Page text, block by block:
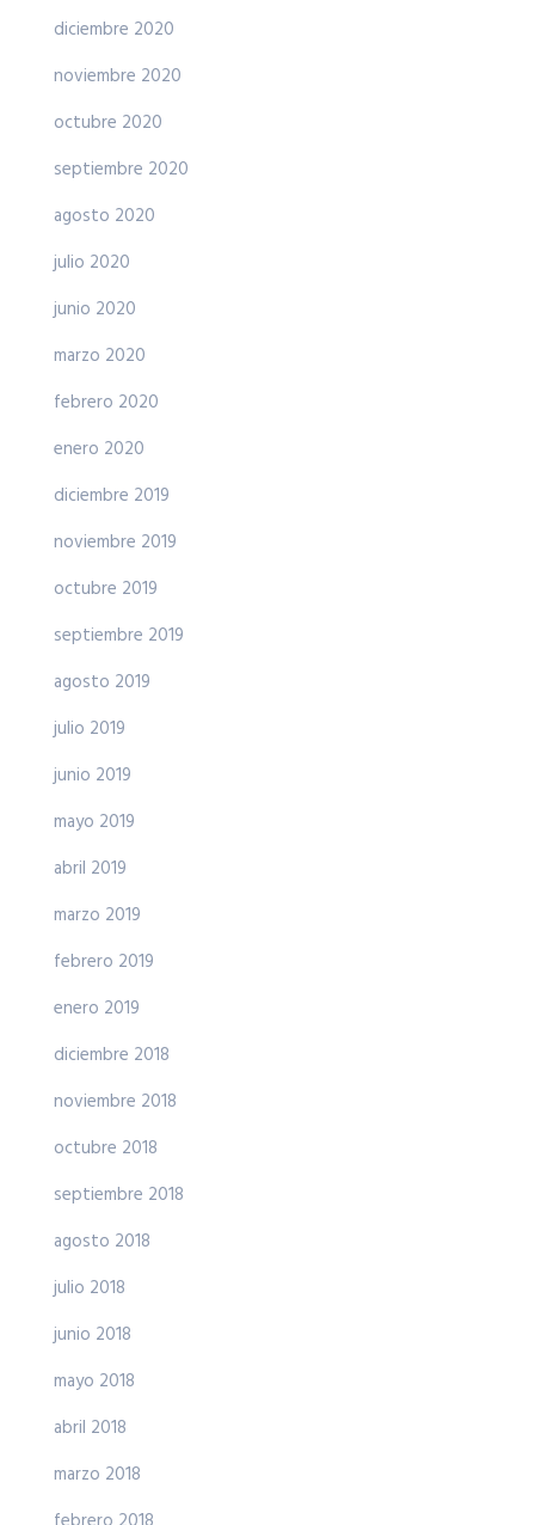
diciembre 2020
noviembre 2020
octubre 2020
septiembre 2020
agosto 2020
julio 2020
junio 2020
marzo 2020
febrero 2020
enero 2020
diciembre 2019
noviembre 2019
octubre 2019
septiembre 2019
agosto 2019
julio 2019
junio 2019
mayo 2019
abril 2019
marzo 2019
febrero 2019
enero 2019
diciembre 2018
noviembre 2018
octubre 2018
septiembre 2018
agosto 2018
julio 2018
junio 2018
mayo 2018
abril 2018
marzo 2018